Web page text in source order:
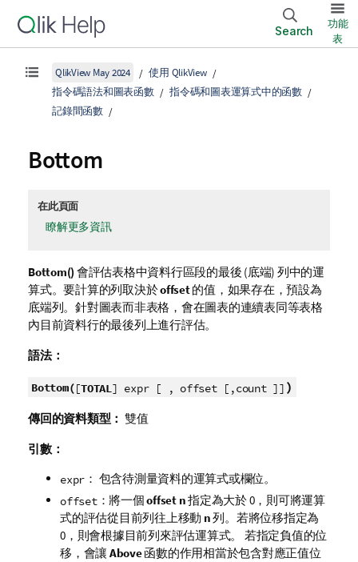
Search
功能
表
QlikView May 2024
使用 QlikView
指令碼語法和圖表函數
指令碼和圖表運算式中的函數
記錄間函數
Bottom
在此頁面
瞭解更多資訊
Bottom() 會評估表格中資料行區段的最後 (底端) 列中的運
算式。要計算的列取決於offset的值，如果存在，預設為
底端列。針對圖表而非表格，會在圖表的連續表同等表格
內目前資料行的最後列上進行評估。
語法：
Bottom([TOTAL] expr [ , offset [,count ]] )
傳回的資料類型： 雙值
引數：
expr ： 包含待測量資料的運算式或欄位。
offset：將一個offset n指定為大於 0，則可將運算
式的評估從目前列往上移動 n列。若將位移指定為
0，則會根據目前列來評估運算式。 若指定負值的位
移，會讓 Above函數的作用相當於包含對應正值位